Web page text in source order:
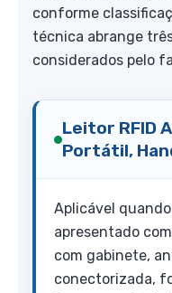
conforme
técnica abrange
considerados pelo
Leitor RFID
Portátil,
Aplicável
apresentado
com gabinete,
conectorizada,